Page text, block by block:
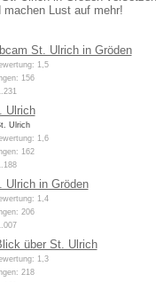
machen Lust auf mehr!
St. Ulrich in Gröden
1,5
156
Ulrich
Ulrich
1,6
162
Ulrich in Gröden
1,4
206
über St. Ulrich
1,3
218